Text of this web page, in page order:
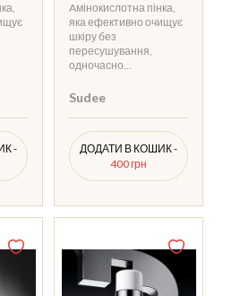
-
Aмінокислотна пінка,
яка ефективно очищує
шкіру без
пересушування,
одночасно…
Sudee
ДОДАТИ В КОШИК -
400 грн